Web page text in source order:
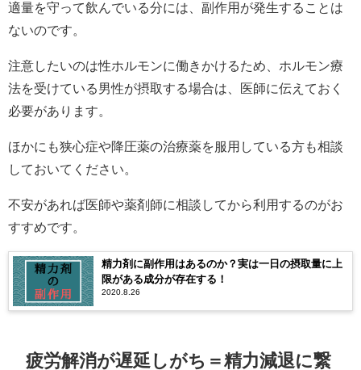
適量を守って飲んでいる分には、副作用が発生することは
ないのです。
注意したいのは性ホルモンに働きかけるため、ホルモン療
法を受けている男性が摂取する場合は、医師に伝えておく
必要があります。
ほかにも狭心症や降圧薬の治療薬を服用している方も相談
しておいてください。
不安があれば医師や薬剤師に相談してから利用するのがお
すすめです。
精力剤に副作用はあるのか？実は一日の摂取量に上
限がある成分が存在する！
2020.8.26
疲労解消が遅延しがち＝精力減退に繋